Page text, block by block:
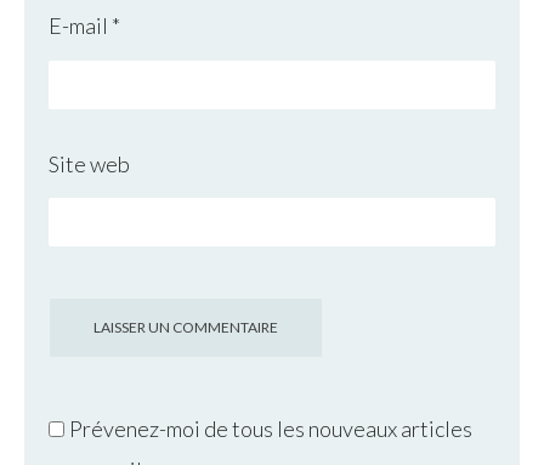
E-mail *
Site web
Prévenez-moi de tous les nouveaux articles